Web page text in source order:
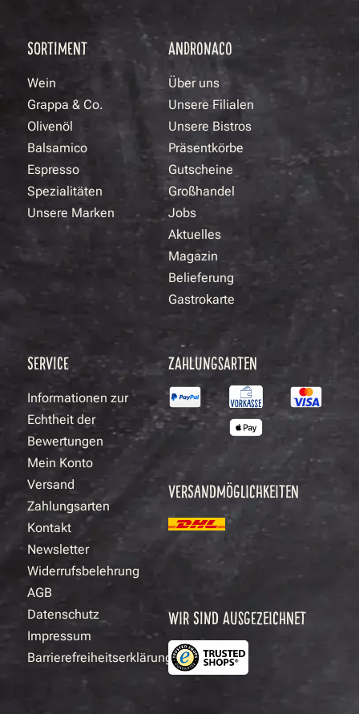
SORTIMENT
Wein
Grappa & Co.
Olivenöl
Balsamico
Espresso
Spezialitäten
Unsere Marken
ANDRONACO
Über uns
Unsere Filialen
Unsere Bistros
Präsentkörbe
Gutscheine
Großhandel
Jobs
Aktuelles
Magazin
Belieferung
Gastrokarte
SERVICE
Informationen zur
Echtheit der
Bewertungen
Mein Konto
Versand
Zahlungsarten
Kontakt
Newsletter
Widerrufsbelehrung
AGB
Datenschutz
Impressum
Barrierefreiheitserklärung
ZAHLUNGSARTEN
VERSANDMÖGLICHKEITEN
WIR SIND AUSGEZEICHNET